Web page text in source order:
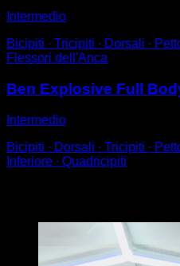
Intermedio
Bicipiti ∙ Tricipiti ∙ Dorsali ∙
Flessori dell'Anca
Ben Explosive Full
Intermedio
Bicipiti ∙ Dorsali ∙ Tricipiti ∙
Inferiore ∙ Quadricipiti